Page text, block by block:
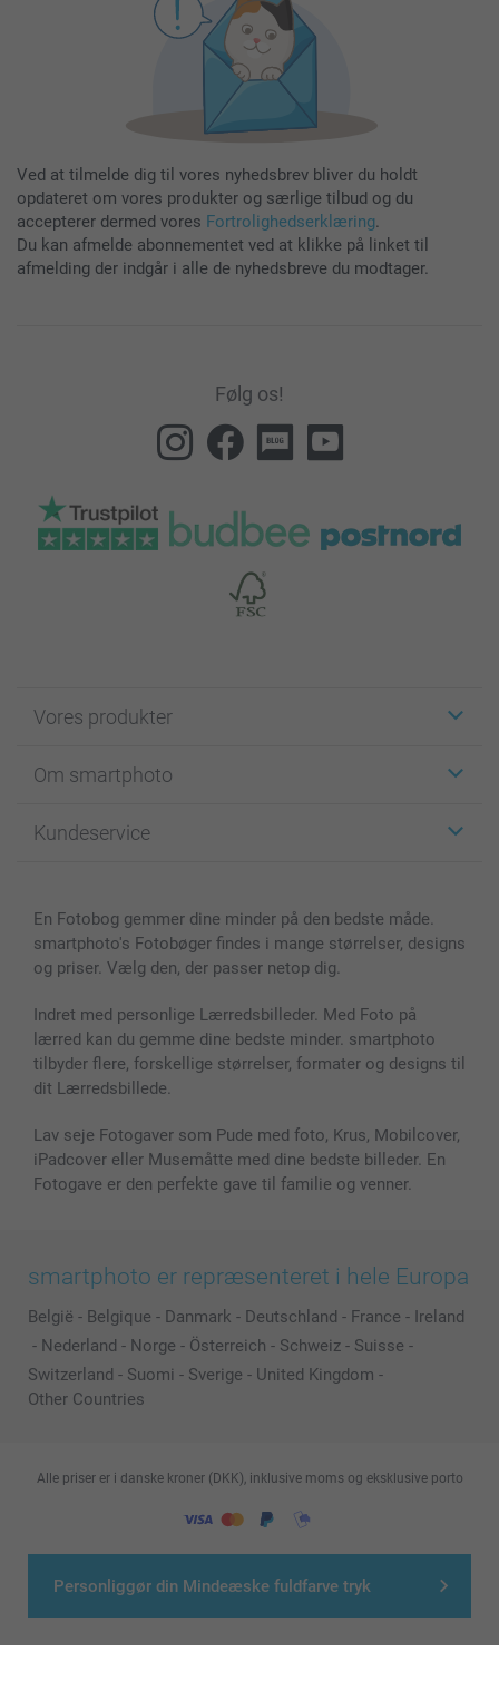
Personliggør din Mindeæske fuldfarve tryk
Ved at tilmelde dig til vores nyhedsbrev bliver du holdt
opdateret om vores produkter og særlige tilbud og du
accepterer dermed vores Fortrolighedserklæring.
Du kan afmelde abonnementet ved at klikke på linket til
afmelding der indgår i alle de nyhedsbreve du modtager.
Følg os!
Vores produkter
Fotokort
Fotobøger
Cover til mobil & tablet
MyNameBook
Fotorammer & Tilbehør
Alle fotoprodukter
Om smartphoto
For affiliate
Sitemap
Betingelser og garantier
Kundeservice
smartbonus
Priser & betaling
En Fotobog gemmer dine minder på den bedste måde.
smartphoto's Fotobøger findes i mange størrelser, designs
og priser. Vælg den, der passer netop dig.
Indret med personlige Lærredsbilleder. Med Foto på
lærred kan du gemme dine bedste minder. smartphoto
tilbyder flere, forskellige størrelser, formater og designs til
dit Lærredsbillede.
Lav seje Fotogaver som Pude med foto, Krus, Mobilcover,
iPadcover eller Musemåtte med dine bedste billeder. En
Fotogave er den perfekte gave til familie og venner.
smartphoto er repræsenteret i hele Europa
België - Belgique - Danmark - Deutschland - France - Ireland
- Nederland - Norge - Österreich - Schweiz - Suisse -
Switzerland - Suomi - Sverige - United Kingdom -
Other Countries
Alle priser er i danske kroner (DKK), inklusive moms og eksklusive porto